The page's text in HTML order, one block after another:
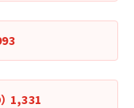
1,331